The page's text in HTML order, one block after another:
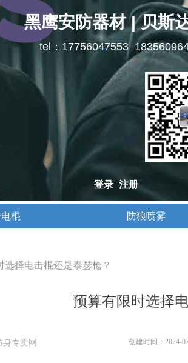
棍 防狼喷雾
黑鹰安防器材 | 贝斯
登录 注册
tel：17756047553
预算有限时选择
创建时间： 2024-
选择电击棍还是泰瑟枪？
身专卖网